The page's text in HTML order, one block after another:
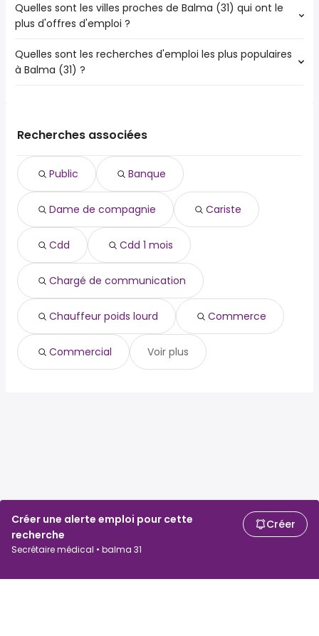
Créer une alerte emploi pour cette
recherche
Secrétaire médical • balma 31
Créer
Les villes proches de Balma (31) qui ont le plus d'offres
d'emploi - secrétaire médical sont :
Colomiers
Tournefeuille
Ramonville-Saint-Agne
Saint-Orens-de-Gameville
L'Union
Quelles sont les villes proches de Balma (31) qui ont le
plus d'offres d'emploi ?
Les 10 villes proches de Balma (31) qui ont le plus d'offres
d'emploi sont :
Blagnac
Plaisance-du-Touch
Ramonville-Saint-Agne
Castanet-Tolosan
Saint-Orens-de-Gameville
L'Union
Quelles sont les recherches d'emploi les plus populaires
à Balma (31) ?
public
dame de compagnie
cariste
cdd
cdd 1 mois
chargé de communication
chauffeur poids lourd
commerce
commercial
Recherches associées
Public Banque
Dame de compagnie Cariste
Cdd Cdd 1 mois
Chargé de communication
Chauffeur poids lourd Commerce
Commercial Voir plus